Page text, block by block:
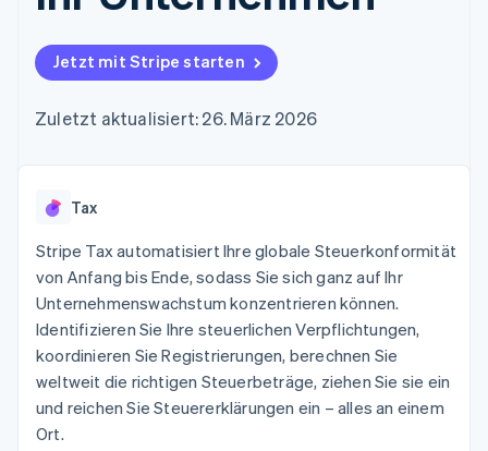
125
Terminal
Zahlungen vor Ort
Boost
Autorisierungsraten
Beschleunigter
Financial
Connections
Verbundene
Finanzdaten
Data Pipeline
Mehr
Product roadmap
Ausblick
Geldmanagement
SaaS
Bewirtung, Reisen und
Freizeit
Versicherungen
Medien und
Unterhaltung
Gemeinnützige
Organisationen
Fachdienstleistungen
Öffentlicher Sektor
Marktplatz auf
Abonnementverwaltung
nutzungsbasierte
Karten ausgeben: So
Diensten mit Agenten
Ressourcen
App-Integrationen
Code-Beispiele
Entwickler-Blog
Stripe Sessions
Karriere
Stripe Press
kontaktieren
Partner werden
Jetzt mit Stripe starten
Zuletzt aktualisiert: 26. März 2026
Tax
Stripe Tax automatisiert Ihre globale Steuerkonformität
von Anfang bis Ende, sodass Sie sich ganz auf Ihr
Unternehmenswachstum konzentrieren können.
Identifizieren Sie Ihre steuerlichen Verpflichtungen,
koordinieren Sie Registrierungen, berechnen Sie
weltweit die richtigen Steuerbeträge, ziehen Sie sie ein
und reichen Sie Steuererklärungen ein – alles an einem
Ort.